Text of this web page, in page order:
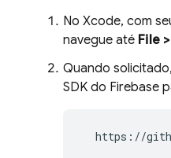
No Xcode, com
navegue até File
Quando
SDK do Firebase
https://